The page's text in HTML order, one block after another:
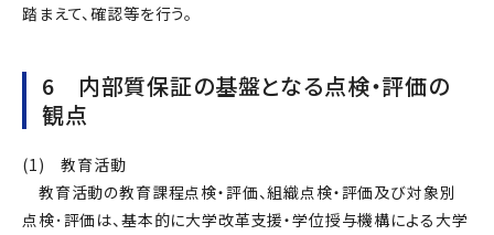
踏まえて、確認等を行う。
6 内部質保証の基盤となる点検・評価の
観点
(1) 教育活動
教育活動の教育課程点検・評価、組織点検・評価及び対象別
点検･評価は、基本的に大学改革支援・学位授与機構による大学